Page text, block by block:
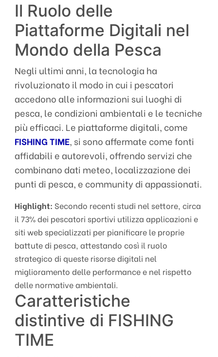
Il Ruolo delle
Piattaforme Digitali nel
Mondo della Pesca
Negli ultimi anni, la tecnologia ha
rivoluzionato il modo in cui i pescatori
accedono alle informazioni sui luoghi di
pesca, le condizioni ambientali e le tecniche
più efficaci. Le piattaforme digitali, come
FISHING TIME, si sono affermate come fonti
affidabili e autorevoli, offrendo servizi che
combinano dati meteo, localizzazione dei
punti di pesca, e community di appassionati.
Highlight: Secondo recenti studi nel settore, circa
il 73% dei pescatori sportivi utilizza applicazioni e
siti web specializzati per pianificare le proprie
battute di pesca, attestando così il ruolo
strategico di queste risorse digitali nel
miglioramento delle performance e nel rispetto
delle normative ambientali.
Caratteristiche
distintive di FISHING
TIME